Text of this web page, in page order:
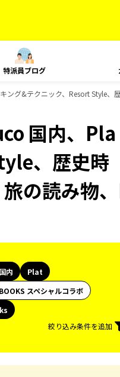
特派員ブログ
グ&テクニック、Resort Style
国内、Pla
、歴史時
の読み物
内
Plat
BOOKS スペシャルコラボ
絞り込み条件を追加